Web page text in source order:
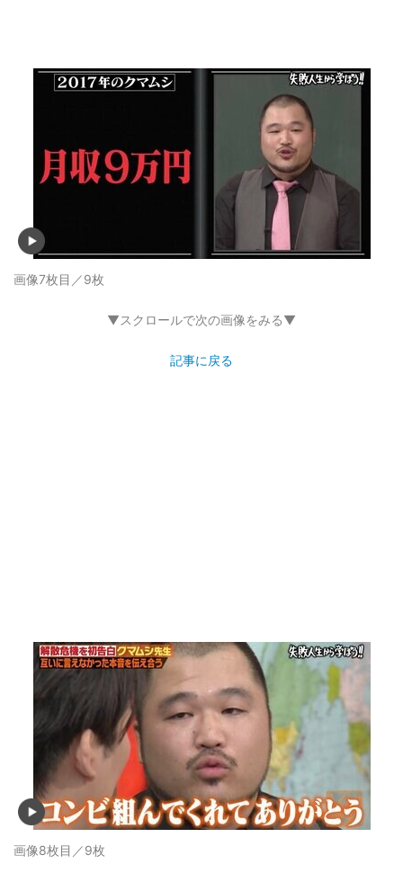
画像7枚目／9枚
▼スクロールで次の画像をみる▼
記事に戻る
画像8枚目／9枚